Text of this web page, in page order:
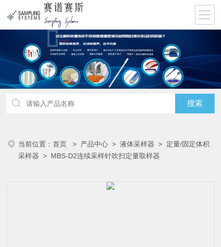
当前位置：首页 > 产品中心 >液体采样器 > 定量/固定体积
采样器 > MBS-D2连续采样针吹扫定量取样器